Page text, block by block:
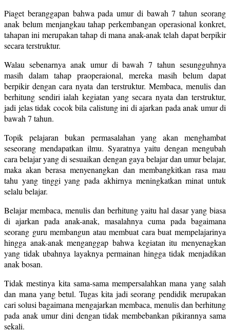
Piaget beranggapan bahwa pada umur di bawah 7 tahun seorang
anak belum menjangkau tahap perkembangan operasional konkret,
tahapan ini merupakan tahap di mana anak-anak telah dapat berpikir
secara terstruktur.
Walau sebenarnya anak umur di bawah 7 tahun sesungguhnya
masih dalam tahap praoperaional, mereka masih belum dapat
berpikir dengan cara nyata dan terstruktur. Membaca, menulis dan
berhitung sendiri ialah kegiatan yang secara nyata dan terstruktur,
jadi jelas tidak cocok bila calistung ini di ajarkan pada anak umur di
bawah 7 tahun.
Topik pelajaran bukan permasalahan yang akan menghambat
seseorang mendapatkan ilmu. Syaratnya yaitu dengan mengubah
cara belajar yang di sesuaikan dengan gaya belajar dan umur belajar,
maka akan berasa menyenangkan dan membangkitkan rasa mau
tahu yang tinggi yang pada akhirnya meningkatkan minat untuk
selalu belajar.
Belajar membaca, menulis dan berhitung yaitu hal dasar yang biasa
di ajarkan pada anak-anak, masalahnya cuma pada bagaimana
seorang guru membangun atau membuat cara buat mempelajarinya
hingga anak-anak menganggap bahwa kegiatan itu menyenagkan
yang tidak ubahnya layaknya permainan hingga tidak menjadikan
anak bosan.
Tidak mestinya kita sama-sama mempersalahkan mana yang salah
dan mana yang betul. Tugas kita jadi seorang pendidik merupakan
cari solusi bagaimana mengajarkan membaca, menulis dan berhitung
pada anak umur dini dengan tidak membebankan pikirannya sama
sekali.